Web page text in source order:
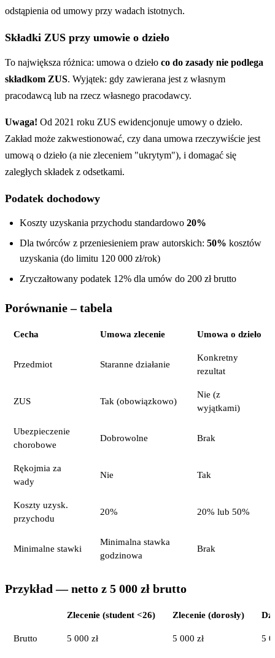
odstąpienia od umowy przy wadach istotnych.
Składki ZUS przy umowie o dzieło
To największa różnica: umowa o dzieło co do zasady nie podlega
składkom ZUS. Wyjątek: gdy zawierana jest z własnym
pracodawcą lub na rzecz własnego pracodawcy.
Uwaga! Od 2021 roku ZUS ewidencjonuje umowy o dzieło.
Zakład może zakwestionować, czy dana umowa rzeczywiście jest
umową o dzieło (a nie zleceniem "ukrytym"), i domagać się
zaległych składek z odsetkami.
Podatek dochodowy
Koszty uzyskania przychodu standardowo 20%
Dla twórców z przeniesieniem praw autorskich: 50% kosztów
uzyskania (do limitu 120 000 zł/rok)
Zryczałtowany podatek 12% dla umów do 200 zł brutto
Porównanie – tabela
Cecha Umowa zlecenie Umowa o dzieło
Przedmiot Staranne działanie
Konkretny
rezultat
ZUS Tak (obowiązkowo)
Nie (z
wyjątkami)
Ubezpieczenie
chorobowe
Dobrowolne Brak
Rękojmia za
wady
Nie Tak
Koszty uzysk.
przychodu
20% 20% lub 50%
Minimalne stawki
Minimalna stawka
godzinowa
Brak
Przykład — netto z 5 000 zł brutto
Zlecenie (student <26) Zlecenie (dorosły)
Brutto 5 000 zł 5 000 zł 5